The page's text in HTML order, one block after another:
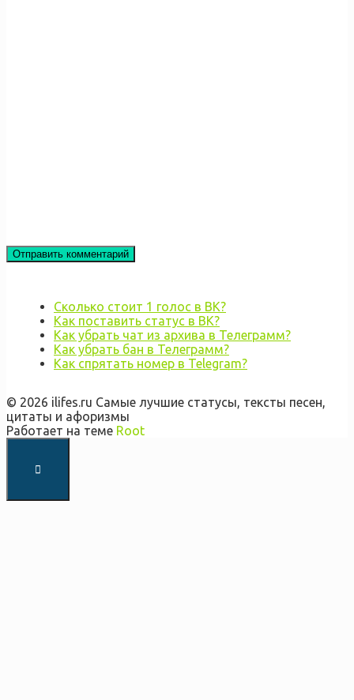
Сколько стоит 1 голос в ВК?
Как поставить статус в ВК?
Как убрать чат из архива в Телеграмм?
Как убрать бан в Телеграмм?
Как спрятать номер в Telegram?
© 2026 ilifes.ru Самые лучшие статусы, тексты песен,
цитаты и афоризмы
Работает на теме Root